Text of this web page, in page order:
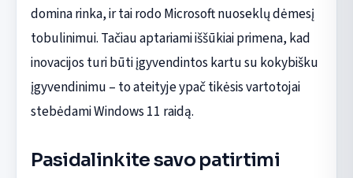
domina rinka, ir tai rodo Microsoft nuoseklų dėmesį
tobulinimui. Tačiau aptariami iššūkiai primena, kad
inovacijos turi būti įgyvendintos kartu su kokybišku
įgyvendinimu – to ateityje ypač tikėsis vartotojai
stebėdami Windows 11 raidą.
Pasidalinkite savo patirtimi